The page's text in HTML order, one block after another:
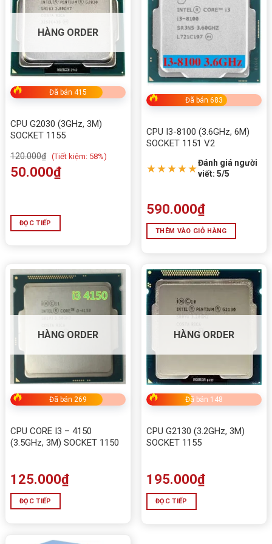
HÀNG ORDER
Đã bán 415
CPU G2030 (3GHz, 3M)
SOCKET 1155
120.000₫ (Tiết kiệm: 58%)
50.000₫
ĐỌC TIẾP
Đã bán 683
CPU I3-8100 (3.6GHz, 6M)
SOCKET 1151 V2
★★★★★Đánh giá người
viết: 5/5
590.000₫
THÊM VÀO GIỎ HÀNG
HÀNG ORDER
Đã bán 269
CPU CORE I3 – 4150
(3.5GHz, 3M) SOCKET 1150
125.000₫
ĐỌC TIẾP
HÀNG ORDER
Đã bán 148
CPU G2130 (3.2GHz, 3M)
SOCKET 1155
195.000₫
ĐỌC TIẾP